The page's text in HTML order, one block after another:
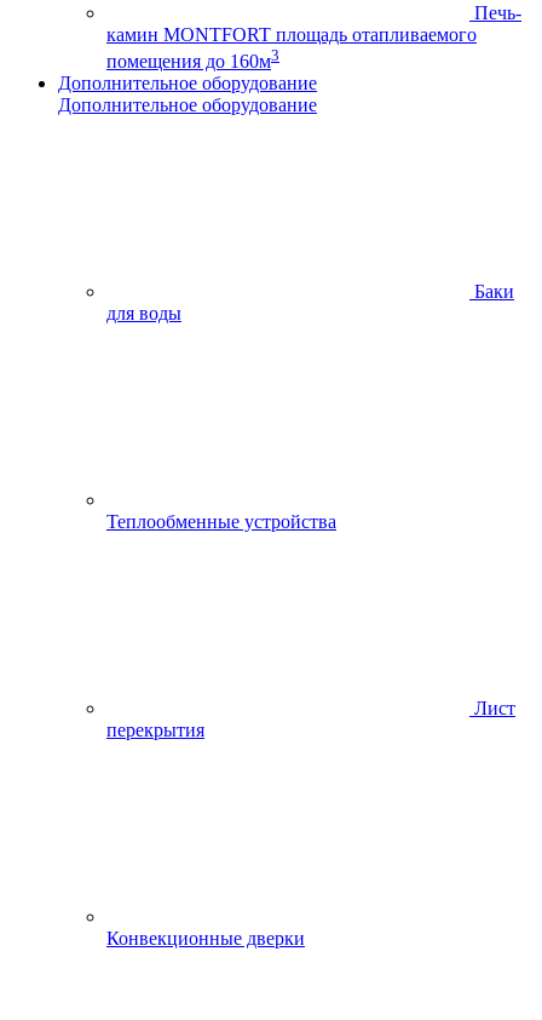
Печь-
камин MONTFORT площадь отапливаемого
помещения до 160м3
Дополнительное оборудование
Дополнительное оборудование
Баки
для воды
Теплообменные устройства
Лист
перекрытия
Конвекционные дверки